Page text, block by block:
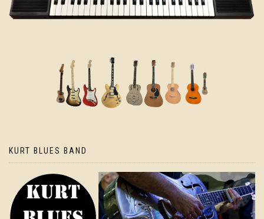
KURT BLUES BAND